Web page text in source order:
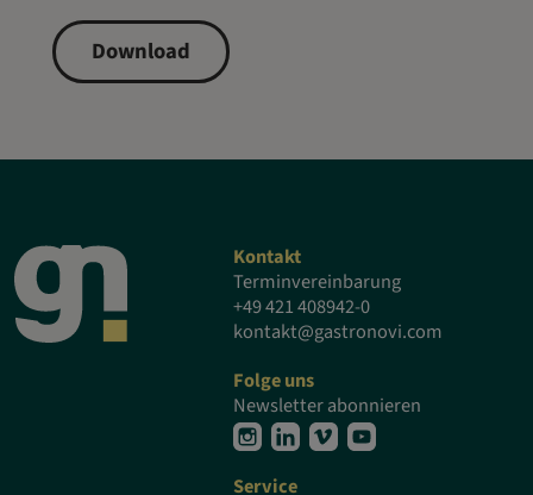
Download
Kontakt
Terminvereinbarung
+49 421 408942-0
kontakt@gastronovi.com
Folge uns
Newsletter abonnieren
Service